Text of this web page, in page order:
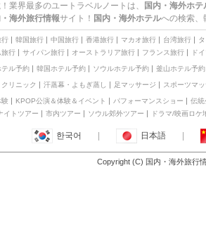
業界最多のユートラベルノートは、
国内・海外ホ
海外旅行情報サイト！ 国内・海外ホテルへの検索、
行 韓国旅行 中国旅行 香港旅行 マカオ旅行 台湾旅行
旅行
サイパン旅行 オーストラリア旅行 フランス旅行 ド
テル予約 韓国ホテル予約 ソウルホテル予約 釜山ホテル予約
クリニック 汗蒸幕・よもぎ蒸し 足マッサージ スポーツマ
験 KPOP公演＆体験＆イベント パフォーマンスショー
伝統
イトツアー
市内ツアー ソウル郊外ツアー ドラマ/映画ロケ
한국어 日本語
Copyright (C) 国内・海外旅行